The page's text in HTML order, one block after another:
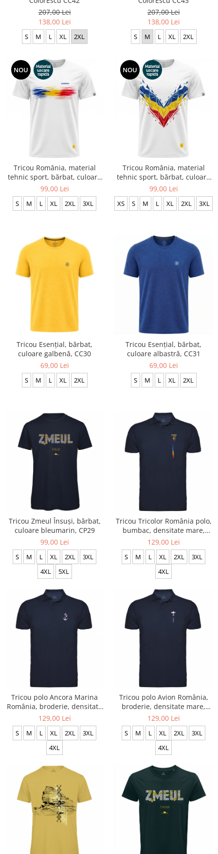
207,00 Lei
138,00 Lei
S M L XL 2XL
207,00 Lei
138,00 Lei
S M L XL 2XL
NOU
Tricou România, material
tehnic sport, bărbat, culoare
albă CS69
99,00 Lei
S M L XL 2XL 3XL
NOU
Tricou România, material
tehnic sport, bărbat, culoare
albă CS72
99,00 Lei
XS S M L XL 2XL 3XL
Tricou Esențial, bărbat,
culoare galbenă, CC30
69,00 Lei
S M L XL 2XL
Tricou Esențial, bărbat,
culoare albastră, CC31
69,00 Lei
S M L XL 2XL
Tricou Zmeul Însuși, bărbat,
culoare bleumarin, CP29
99,00 Lei
S M L XL 2XL
3XL
4XL
5XL
Tricou Tricolor România polo,
bumbac, densitate mare,
culoare bleumarin, CRP88
129,00 Lei
S M L XL 2XL
3XL
4XL
Tricou polo Ancora Marina
România, broderie, densitate
mare, culoare bleumarin,
CRP91
129,00 Lei
S M L XL 2XL
3XL
4XL
Tricou polo Avion România,
broderie, densitate mare,
culoare bleumarin, CRP99
129,00 Lei
S M L XL 2XL
3XL
4XL